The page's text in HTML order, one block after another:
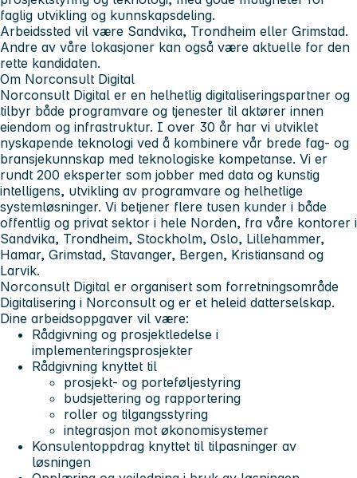
faglig utvikling og kunnskapsdeling.
Arbeidssted vil være Sandvika, Trondheim eller Grimstad.
Andre av våre lokasjoner kan også være aktuelle for den
rette kandidaten.
Om Norconsult Digital
Norconsult Digital er en helhetlig digitaliseringspartner og
tilbyr både programvare og tjenester til aktører innen
eiendom og infrastruktur. I over 30 år har vi utviklet
nyskapende teknologi ved å kombinere vår brede fag- og
bransjekunnskap med teknologiske kompetanse. Vi er
rundt 200 eksperter som jobber med data og kunstig
intelligens, utvikling av programvare og helhetlige
systemløsninger. Vi betjener flere tusen kunder i både
offentlig og privat sektor i hele Norden, fra våre kontorer i
Sandvika, Trondheim, Stockholm, Oslo, Lillehammer,
Hamar, Grimstad, Stavanger, Bergen, Kristiansand og
Larvik.
Norconsult Digital er organisert som forretningsområde
Digitalisering i Norconsult og er et heleid datterselskap.
Dine arbeidsoppgaver vil være:
Rådgivning og prosjektledelse i
implementeringsprosjekter
Rådgivning knyttet til
prosjekt- og porteføljestyring
budsjettering og rapportering
roller og tilgangsstyring
integrasjon mot økonomisystemer
Konsulentoppdrag knyttet til tilpasninger av
løsningen